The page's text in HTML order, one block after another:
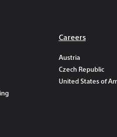
Careers
Austria
Czech Republic
United States of